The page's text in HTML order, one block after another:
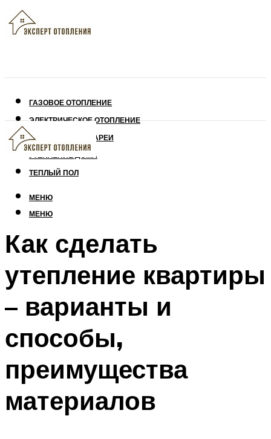
ГАЗОВОЕ ОТОПЛЕНИЕ
ЭЛЕКТРИЧЕСКОЕ ОТОПЛЕНИЕ
СОЛНЕЧНЫЕ БАТАРЕИ
УТЕПЛЕНИЕ ДОМА
ТЕПЛЫЙ ПОЛ
МЕНЮ
МЕНЮ
Как сделать
утепление квартиры
– варианты и
способы,
преимущества
материалов